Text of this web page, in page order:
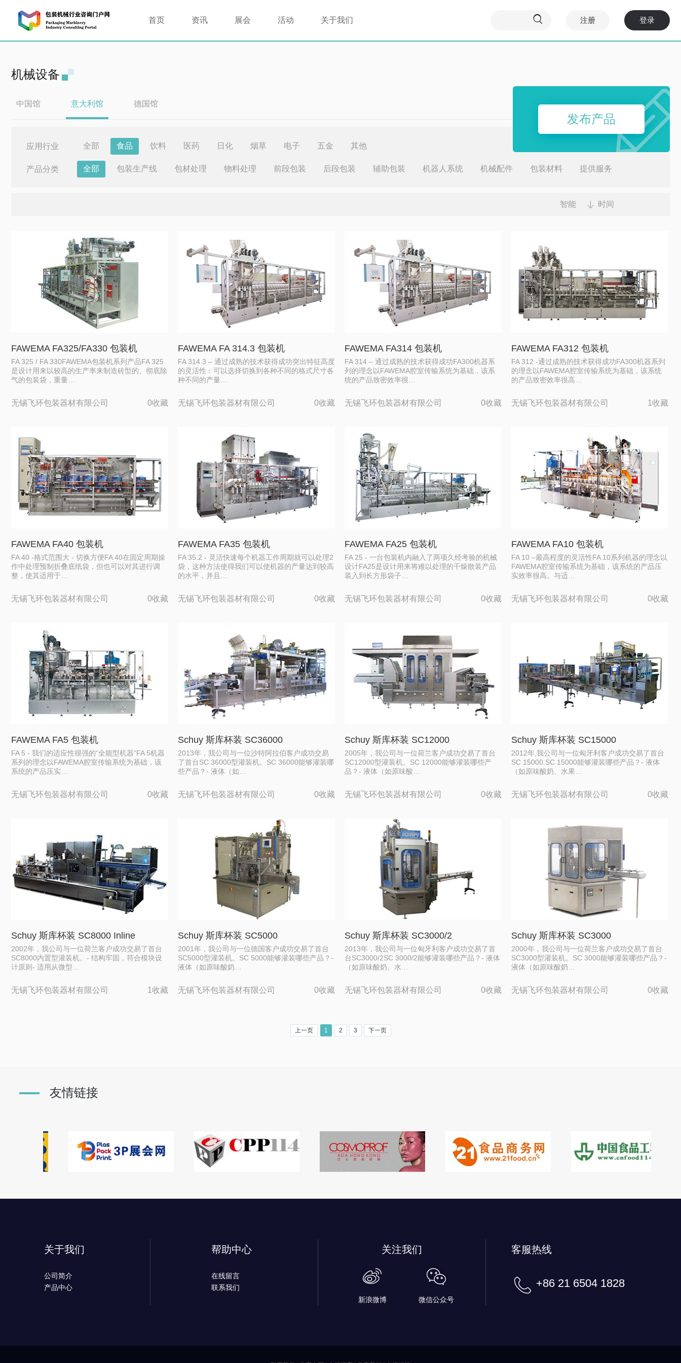
首页 资讯 展会 活动 关于我们  注册 登录
机械设备
中国馆 意大利馆 德国馆
应用行业 全部 食品 饮料 医药 日化 烟草 电子 五金 其他
产品分类 全部 包装生产线 包材处理 物料处理 前段包装 后段包装 辅助包装 机器人系统 机械配件 包装材料 提供服务
发布产品
智能 时间
FAWEMA FA325/FA330 包装机
FA 325 / FA 330FAWEMA包装机系列产品FA 325
是设计用来以较高的生产率来制造砖型的、彻底除
气的包装袋，重量…
无锡飞环包装器材有限公司 0收藏
FAWEMA FA 314.3 包装机
FA 314.3 – 通过成熟的技术获得成功突出特征高度
的灵活性：可以选择切换到各种不同的格式尺寸各
种不同的产量…
无锡飞环包装器材有限公司 0收藏
FAWEMA FA314 包装机
FA 314 – 通过成熟的技术获得成功FA300机器系
列的理念以FAWEMA腔室传输系统为基础，该系
统的产品致密效率很…
无锡飞环包装器材有限公司 0收藏
FAWEMA FA312 包装机
FA 312 -通过成熟的技术获得成功FA300机器系列
的理念以FAWEMA腔室传输系统为基础，该系统
的产品致密效率很高…
无锡飞环包装器材有限公司 1收藏
FAWEMA FA40 包装机
FA 40 -格式范围大 - 切换方便FA 40在固定周期操
作中处理预制折叠底纸袋，但也可以对其进行调
整，使其适用于…
无锡飞环包装器材有限公司 0收藏
FAWEMA FA35 包装机
FA 35.2 - 灵活快速每个机器工作周期就可以处理2
袋，这种方法使得我们可以使机器的产量达到较高
的水平，并且…
无锡飞环包装器材有限公司 0收藏
FAWEMA FA25 包装机
FA 25 - 一台包装机内融入了两项久经考验的机械
设计FA25是设计用来将难以处理的干燥散装产品
装入到长方形袋子…
无锡飞环包装器材有限公司 0收藏
FAWEMA FA10 包装机
FA 10 –最高程度的灵活性FA 10系列机器的理念以
FAWEMA腔室传输系统为基础，该系统的产品压
实效率很高。与适…
无锡飞环包装器材有限公司 0收藏
FAWEMA FA5 包装机
FA 5 - 我们的适应性很强的“全能型机器”FA 5机器
系列的理念以FAWEMA腔室传输系统为基础，该
系统的产品压实…
无锡飞环包装器材有限公司 0收藏
Schuy 斯库杯装 SC36000
2013年，我公司与一位沙特阿拉伯客户成功交易
了首台SC 36000型灌装机。SC 36000能够灌装哪
些产品？- 液体（如…
无锡飞环包装器材有限公司 0收藏
Schuy 斯库杯装 SC12000
2005年，我公司与一位荷兰客户成功交易了首台
SC12000型灌装机。SC 12000能够灌装哪些产
品？- 液体（如原味酸…
无锡飞环包装器材有限公司 0收藏
Schuy 斯库杯装 SC15000
2012年,我公司与一位匈牙利客户成功交易了首台
SC 15000.SC 15000能够灌装哪些产品？- 液体
（如原味酸奶、水果…
无锡飞环包装器材有限公司 0收藏
Schuy 斯库杯装 SC8000 Inline
2002年，我公司与一位荷兰客户成功交易了首台
SC8000内置型灌装机。- 结构牢固，符合模块设
计原则- 适用从微型…
无锡飞环包装器材有限公司 1收藏
Schuy 斯库杯装 SC5000
2001年，我公司与一位德国客户成功交易了首台
SC5000型灌装机。SC 5000能够灌装哪些产品？-
液体（如原味酸奶…
无锡飞环包装器材有限公司 0收藏
Schuy 斯库杯装 SC3000/2
2013年，我公司与一位匈牙利客户成功交易了首
台SC3000/2SC 3000/2能够灌装哪些产品？- 液体
（如原味酸奶、水…
无锡飞环包装器材有限公司 0收藏
Schuy 斯库杯装 SC3000
2000年，我公司与一位荷兰客户成功交易了首台
SC3000型灌装机。SC 3000能够灌装哪些产品？-
液体（如原味酸奶…
无锡飞环包装器材有限公司 0收藏
上一页 1 2 3 下一页
友情链接
关于我们
公司简介
产品中心
帮助中心
在线留言
联系我们
关注我们
新浪微博 微信公众号
客服热线
+86 21 6504 1828